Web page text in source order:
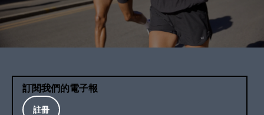
訂閱我們的電子報
註冊